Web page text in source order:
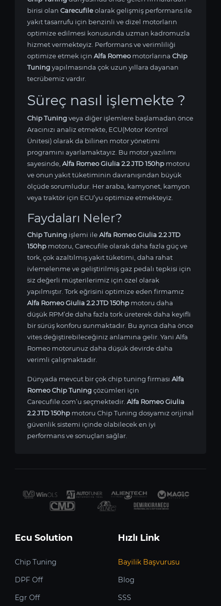
birisi olan Carecufileolarak gelişmiş performans ile
yakıt tasarrufu için benzinli ve dizel motorların
optimize edilmesi konusunda uzman kadromuzla
hizmet vermekteyiz. Performans ve verimliliği
optimize etmek için Alfa Romeo motorlarına Chip
Tuningyapılmasında çok uzun yıllara dayanan
tecrübemiz vardır.
Süreç nasıl işlemekte ?
Chip Tuningveya diğer işlemlere başlamadan önce
Aracınızı analiz etmekte, ECU(Motor Kontrol
Ünitesi) olarak da bilinen motor yönetimi
programını ayarlamaktayız. Bu motor yazılımı
sayesinde, Alfa Romeo Giulia 2.2 JTD 150hp motoru
ve onun yakıt tüketiminin davranışından büyük
ölçüde sorumludur. Her araba, kamyonet, kamyon
veya traktör için ECU’yu optimize etmekteyiz.
Faydaları Neler?
Chip Tuning işlemi ileAlfa Romeo Giulia 2.2 JTD
150hp motoru, Carecufile olarak daha fazla güç ve
tork, çok azaltılmış yakıt tüketimi, daha rahat
ivlemelenme ve geliştirilmiş gaz pedalı tepkisi için
siz değerli müşterilerimiz için özel olarak
yapılmıştır. Tork eğrisini optimize eden firmamız
Alfa Romeo Giulia 2.2 JTD 150hp motoru daha
düşük RPM’de daha fazla tork üreterek daha keyifli
bir sürüş konforu sunmaktadır. Bu ayrıca daha önce
vites değiştirebileceğiniz anlamına gelir. Yani Alfa
Romeo motorunuz daha düşük devirde daha
verimli çalışmaktadır.
Dünyada mevcut bir çok chip tuning firması Alfa
Romeo Chip Tuningçözümleri için
Carecufile.com’u seçmektedir. Alfa Romeo Giulia
2.2 JTD 150hp motoru Chip Tuning dosyamız orijinal
güvenlik sistemi içinde olabilecek en iyi
performans ve sonuçları sağlar.
Ecu Solution
Chip Tuning
DPF Off
Egr Off
Hızlı Link
Bayilik Başvurusu
Blog
SSS